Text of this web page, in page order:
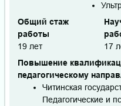
Общий стаж
работы
19 лет
17
Повышение
педагогическому
Читинская
Педагогические и